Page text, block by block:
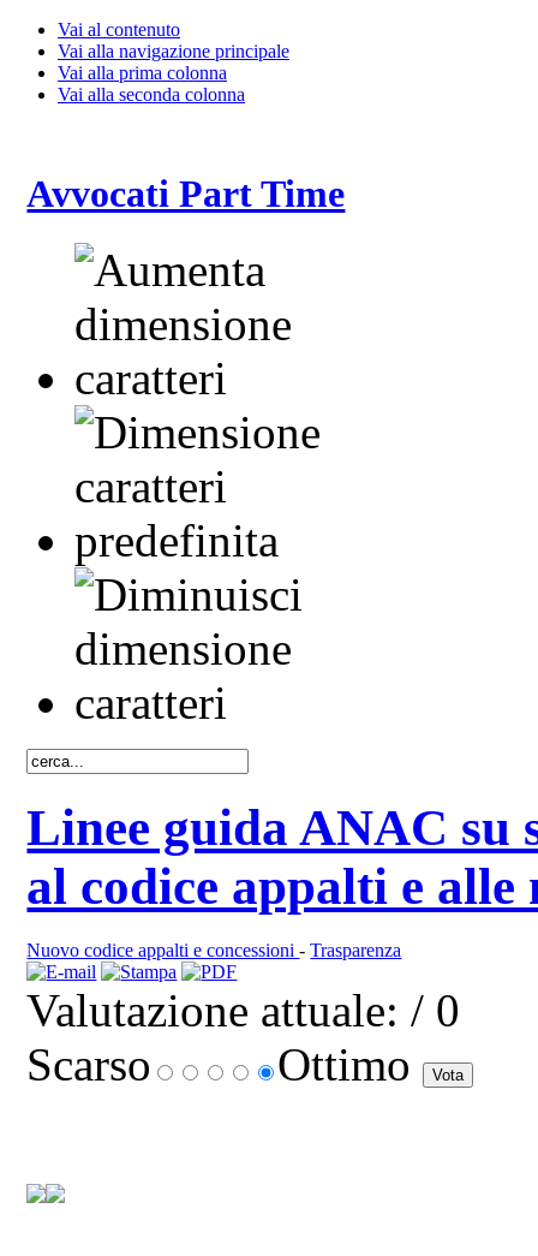
Vai al contenuto
Vai alla navigazione principale
Vai alla prima colonna
Vai alla seconda colonna
Avvocati Part Time
Linee guida ANAC su
al codice appalti e
Nuovo codice appalti e concessioni-Trasparenza
Valutazione attuale: / 0
Scarso
Ottimo